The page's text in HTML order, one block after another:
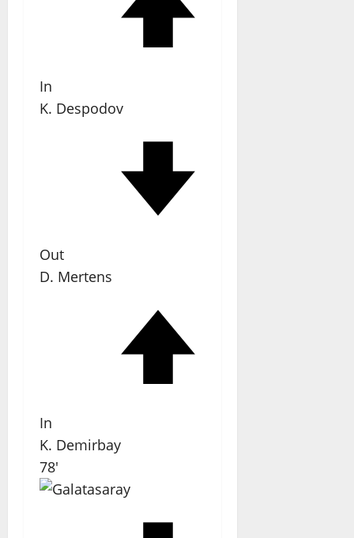
In
K. Despodov
Out
D. Mertens
In
K. Demirbay
78'